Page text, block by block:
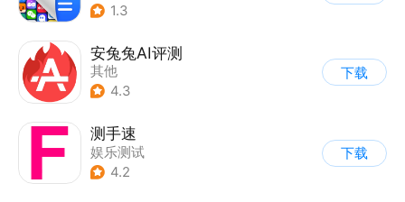
1.3
安兔兔AI评测
其他
4.3
下载
测手速
娱乐测试
4.2
下载